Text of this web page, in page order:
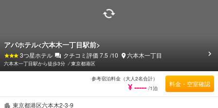
東京都港区六本木2-3-9
アパホテル<六本木一丁目駅前>
3つ星ホテル クチコミ評価 7.5 /10 六本木一丁目
六本木一丁目駅から徒歩3分 ⁄東京都港区
参考宿泊料金（大人2名合計）
¥ ----- /1泊
料金・空室確認